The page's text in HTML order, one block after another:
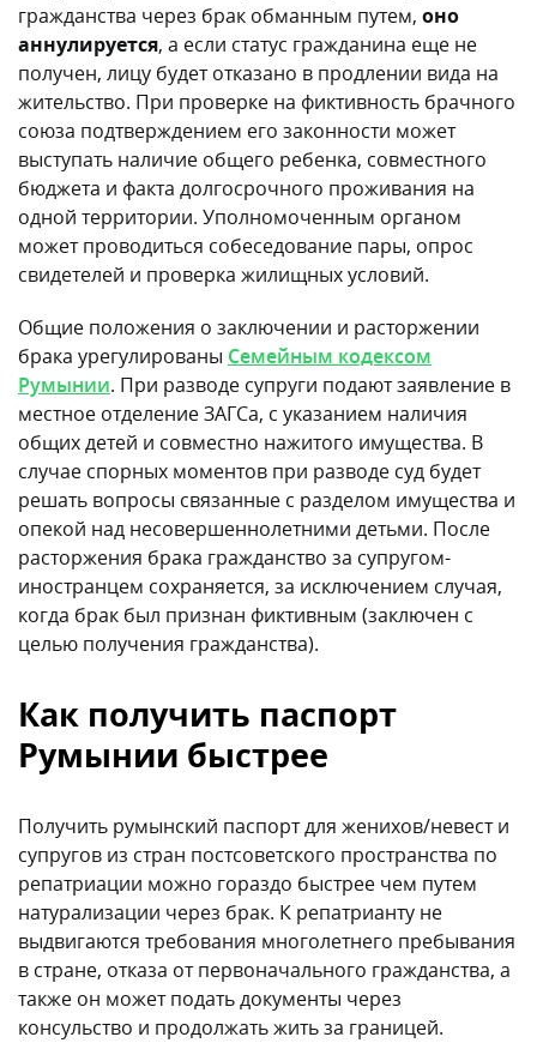
гражданства через брак обманным путем, оно
аннулируется, а если статус гражданина еще не
получен, лицу будет отказано в продлении вида на
жительство. При проверке на фиктивность брачного
союза подтверждением его законности может
выступать наличие общего ребенка, совместного
бюджета и факта долгосрочного проживания на
одной территории. Уполномоченным органом
может проводиться собеседование пары, опрос
свидетелей и проверка жилищных условий.
Общие положения о заключении и расторжении
брака урегулированы Семейным кодексом
Румынии. При разводе супруги подают заявление в
местное отделение ЗАГСа, с указанием наличия
общих детей и совместно нажитого имущества. В
случае спорных моментов при разводе суд будет
решать вопросы связанные с разделом имущества и
опекой над несовершеннолетними детьми. После
расторжения брака гражданство за супругом-
иностранцем сохраняется, за исключением случая,
когда брак был признан фиктивным (заключен с
целью получения гражданства).
Как получить паспорт
Румынии быстрее
Получить румынский паспорт для женихов/невест и
супругов из стран постсоветского пространства по
репатриации можно гораздо быстрее чем путем
натурализации через брак. К репатрианту не
выдвигаются требования многолетнего пребывания
в стране, отказа от первоначального гражданства, а
также он может подать документы через
консульство и продолжать жить за границей.